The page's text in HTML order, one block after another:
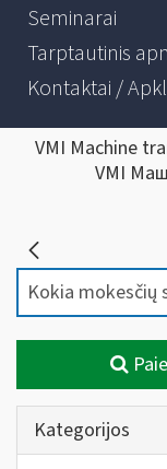
Seminarai
Tarptautinis
Kontaktai /
VMI Machine
VMI
Kategorijos